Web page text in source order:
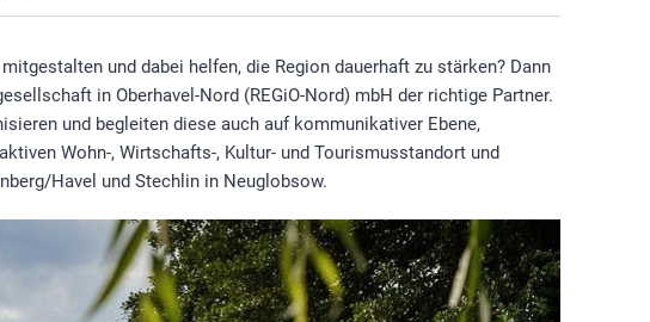
und dabei helfen, die Region dauerhaft zu stärken? Dann
in Oberhavel-Nord (REGiO-Nord) mbH der richtige Partner.
und begleiten diese auch auf kommunikativer Ebene,
Wohn-, Wirtschafts-, Kultur- und Tourismusstandort und
Havel und Stechlin in Neuglobsow.